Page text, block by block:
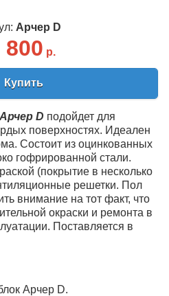
Арчер D
800 р.
Купить
D подойдет для
поверхностях. Идеален
Состоит из оцинкованных
гофрированной стали.
(покрытие в несколько
решетки. Пол
внимание на тот факт, что
окраски и ремонта в
Поставляется в
Арчер D.